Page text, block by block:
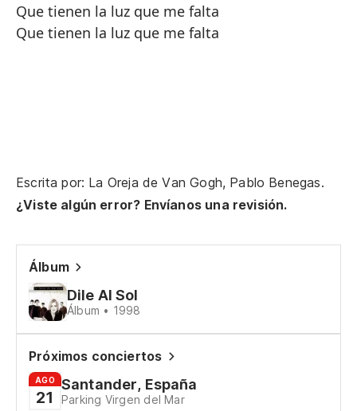
Que tienen la luz que me falta
Que tienen la luz que me falta
Escrita por: La Oreja de Van Gogh, Pablo Benegas.
¿Viste algún error? Envíanos una revisión.
Álbum
Dile Al Sol
Álbum • 1998
Próximos conciertos
AGO
21
Santander, España
Parking Virgen del Mar